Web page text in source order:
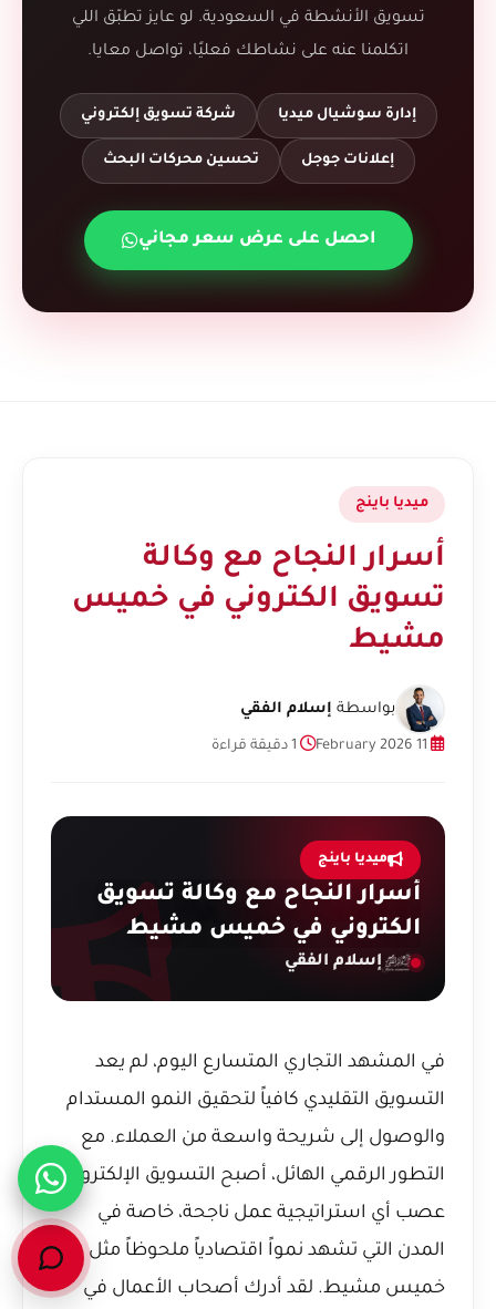
تسويق الأنشطة في السعودية. لو عايز تطبّق اللي
اتكلمنا عنه على نشاطك فعليًا، تواصل معايا.
إدارة سوشيال ميديا شركة تسويق إلكتروني
إعلانات جوجل تحسين محركات البحث
احصل على عرض سعر مجاني
ميديا باينج
أسرار النجاح مع وكالة
تسويق الكتروني في خميس
مشيط
بواسطة إسلام الفقي
ميديا باينج
أسرار النجاح مع وكالة تسويق
الكتروني في خميس مشيط
إسلام الفقي
في المشهد التجاري المتسارع اليوم، لم يعد
التسويق التقليدي كافياً لتحقيق النمو المستدام
والوصول إلى شريحة واسعة من العملاء. مع
التطور الرقمي الهائل، أصبح التسويق الإلكتروني
عصب أي استراتيجية عمل ناجحة، خاصة في
المدن التي تشهد نمواً اقتصادياً ملحوظاً مثل
خميس مشيط. لقد أدرك أصحاب الأعمال في